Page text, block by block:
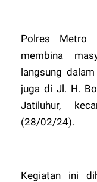
Polres Metro
membina
langsung
juga di Jl. H.
Jatiluhur,
(28/02/24).
Kegiatan ini